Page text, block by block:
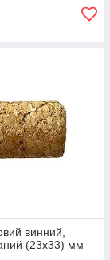
винний,
(23х33) мм